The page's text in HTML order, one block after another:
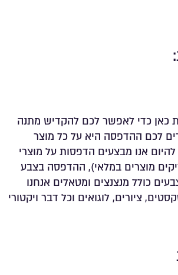
כאן כדי לאפשר לכם להקדיש מתנה
לכם ההדפסה היא על כל מוצר
אנו מבצעים הדפסות על מוצרי
מוצרים במלאי), ההדפסה בצבע
כולל מנצנצים ומטאלים אנחנו
ציורים, לוגואים וכל דבר ויקטורי